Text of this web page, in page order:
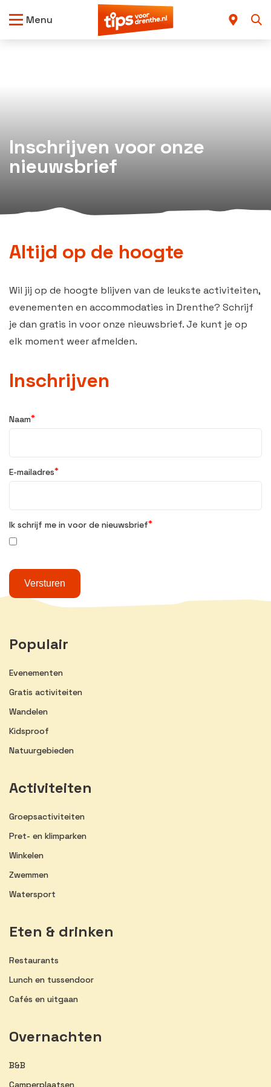
Menu
Inschrijven voor onze
nieuwsbrief
Altijd op de hoogte
Wil jij op de hoogte blijven van de leukste activiteiten,
evenementen en accommodaties in Drenthe? Schrijf
je dan gratis in voor onze nieuwsbrief. Je kunt je op
elk moment weer afmelden.
Inschrijven
Naam*
E-mailadres*
Ik schrijf me in voor de nieuwsbrief*
Populair
Evenementen
Gratis activiteiten
Wandelen
Kidsproof
Natuurgebieden
Activiteiten
Groepsactiviteiten
Pret- en klimparken
Winkelen
Zwemmen
Watersport
Eten & drinken
Restaurants
Lunch en tussendoor
Cafés en uitgaan
Overnachten
B&B
Camperplaatsen